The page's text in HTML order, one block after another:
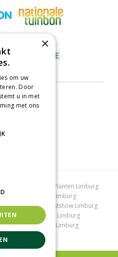
Planten Limburg
Tuinplanten Limburg
Vlodrop
Kerstshow Limburg
Vijvervissen Limburg
Tuinmeubelen Limburg
Roermond
×
om uw
Door
u in met
met ons